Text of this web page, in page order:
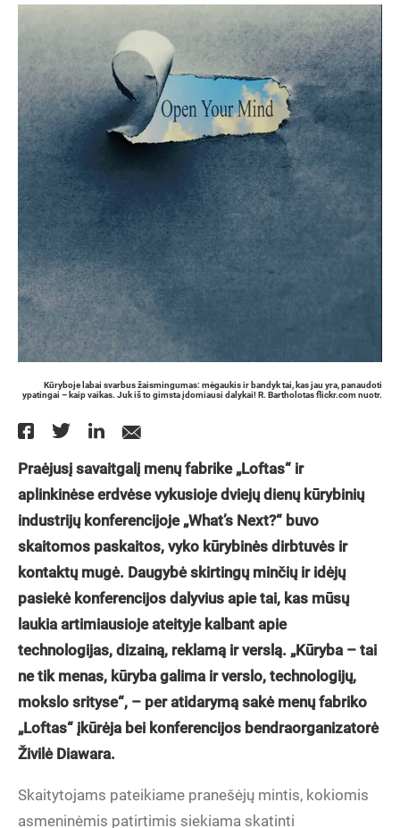
Kūryboje labai svarbus žaismingumas: mėgaukis ir bandyk tai, kas jau yra, panaudoti
ypatingai – kaip vaikas. Juk iš to gimsta įdomiausi dalykai! R. Bartholotas flickr.com nuotr.
Praėjusį savaitgalį menų fabrike „Loftas“ ir
aplinkinėse erdvėse vykusioje dviejų dienų kūrybinių
industrijų konferencijoje „What’s Next?“ buvo
skaitomos paskaitos, vyko kūrybinės dirbtuvės ir
kontaktų mugė. Daugybė skirtingų minčių ir idėjų
pasiekė konferencijos dalyvius apie tai, kas mūsų
laukia artimiausioje ateityje kalbant apie
technologijas, dizainą, reklamą ir verslą. „Kūryba – tai
ne tik menas, kūryba galima ir verslo, technologijų,
mokslo srityse“, – per atidarymą sakė menų fabriko
„Loftas“ įkūrėja bei konferencijos bendraorganizatorė
Živilė Diawara.
Skaitytojams pateikiame pranešėjų mintis, kokiomis
asmeninėmis patirtimis siekiama skatinti